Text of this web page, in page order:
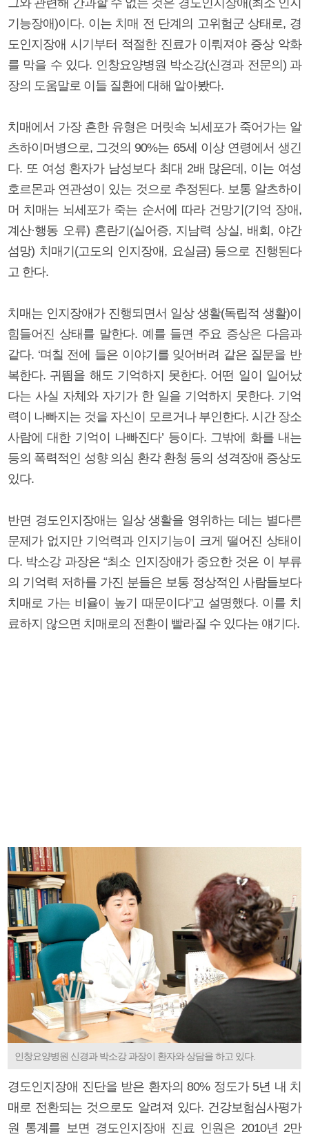
기능장애)이다. 이는 치매 전 단계의 고위험군 상태로, 경
도인지장애 시기부터 적절한 진료가 이뤄져야 증상 악화
를 막을 수 있다. 인창요양병원 박소강(신경과 전문의) 과
장의 도움말로 이들 질환에 대해 알아봤다.
치매에서 가장 흔한 유형은 머릿속 뇌세포가 죽어가는 알
츠하이머병으로, 그것의 90%는 65세 이상 연령에서 생긴
다. 또 여성 환자가 남성보다 최대 2배 많은데, 이는 여성
호르몬과 연관성이 있는 것으로 추정된다. 보통 알츠하이
머 치매는 뇌세포가 죽는 순서에 따라 건망기(기억 장애,
계산·행동 오류) 혼란기(실어증, 지남력 상실, 배회, 야간
섬망) 치매기(고도의 인지장애, 요실금) 등으로 진행된다
고 한다.
치매는 인지장애가 진행되면서 일상 생활(독립적 생활)이
힘들어진 상태를 말한다. 예를 들면 주요 증상은 다음과
같다. ‘며칠 전에 들은 이야기를 잊어버려 같은 질문을 반
복한다. 귀띔을 해도 기억하지 못한다. 어떤 일이 일어났
다는 사실 자체와 자기가 한 일을 기억하지 못한다. 기억
력이 나빠지는 것을 자신이 모르거나 부인한다. 시간 장소
사람에 대한 기억이 나빠진다’ 등이다. 그밖에 화를 내는
등의 폭력적인 성향 의심 환각 환청 등의 성격장애 증상도
있다.
반면 경도인지장애는 일상 생활을 영위하는 데는 별다른
문제가 없지만 기억력과 인지기능이 크게 떨어진 상태이
다. 박소강 과장은 “최소 인지장애가 중요한 것은 이 부류
의 기억력 저하를 가진 분들은 보통 정상적인 사람들보다
치매로 가는 비율이 높기 때문이다”고 설명했다. 이를 치
료하지 않으면 치매로의 전환이 빨라질 수 있다는 얘기다.
인창요양병원 신경과 박소강 과장이 환자와 상담을 하고 있다.
경도인지장애 진단을 받은 환자의 80% 정도가 5년 내 치
매로 전환되는 것으로도 알려져 있다. 건강보험심사평가
원 통계를 보면 경도인지장애 진료 인원은 2010년 2만